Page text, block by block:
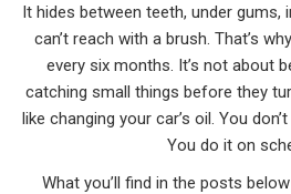
It hides between teeth, under gums,
can’t reach with a brush. That’s
every six months. It’s not about
catching small things before they
like changing your car’s oil. You
You do it on
What you’ll find in the posts